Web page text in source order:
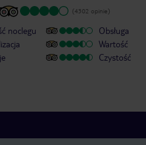
(4302 opinie)
noclegu
Obsługa
Wartość
Czystość